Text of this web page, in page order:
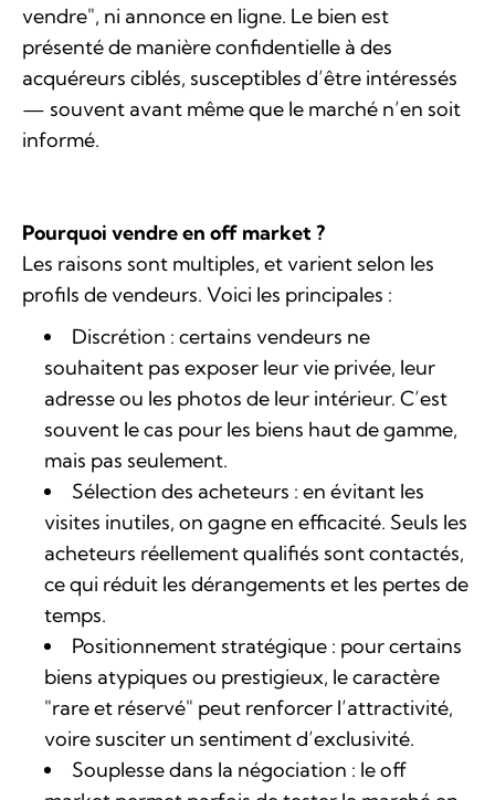
vendre", ni annonce en ligne. Le bien est
présenté de manière confidentielle à des
acquéreurs ciblés, susceptibles d’être intéressés
— souvent avant même que le marché n’en soit
informé.
Pourquoi vendre en off market ?
Les raisons sont multiples, et varient selon les
profils de vendeurs. Voici les principales :
Discrétion : certains vendeurs ne
souhaitent pas exposer leur vie privée, leur
adresse ou les photos de leur intérieur. C’est
souvent le cas pour les biens haut de gamme,
mais pas seulement.
Sélection des acheteurs : en évitant les
visites inutiles, on gagne en efficacité. Seuls les
acheteurs réellement qualifiés sont contactés,
ce qui réduit les dérangements et les pertes de
temps.
Positionnement stratégique : pour certains
biens atypiques ou prestigieux, le caractère
"rare et réservé" peut renforcer l’attractivité,
voire susciter un sentiment d’exclusivité.
Souplesse dans la négociation : le off